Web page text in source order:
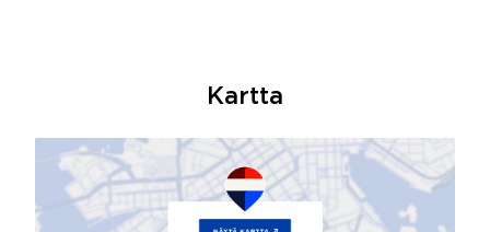
Kartta